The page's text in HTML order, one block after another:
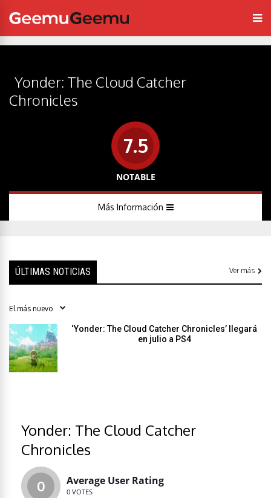
Yonder: The Cloud Catcher
Chronicles
7.5
NOTABLE
Más Información
ÚLTIMAS NOTICIAS Ver más
‘Yonder: The Cloud Catcher Chronicles’ llegará
en julio a PS4
Yonder: The Cloud Catcher
Chronicles
0 Average User Rating
0 VOTES